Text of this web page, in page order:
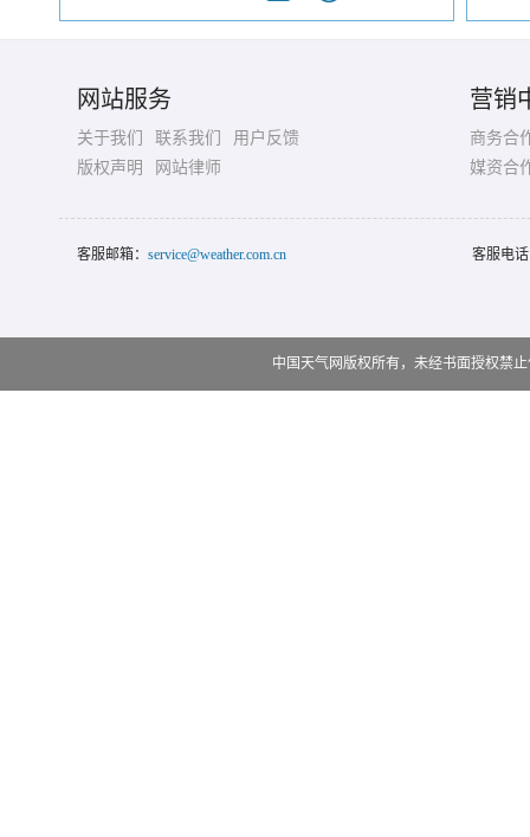
网站服务
关于我们 联系我们
用户反馈
版权声明
网站律师
营销
商务合
媒资合
客服邮箱： service@weather.com.cn 客服电
中国天气网版权所有，未经书面授权